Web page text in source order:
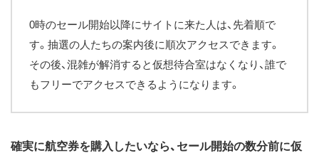
0時のセール開始以降にサイトに来た人は、先着順で
す。抽選の人たちの案内後に順次アクセスできます。
その後、混雑が解消すると仮想待合室はなくなり、誰で
もフリーでアクセスできるようになります。
確実に航空券を購入したいなら、セール開始の数分前に仮